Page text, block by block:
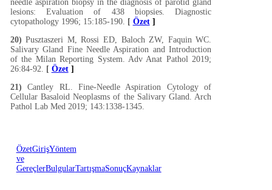
needle aspiration biopsy in the diagnosis of parotid gland
lesions: Evaluation of 438 biopsies. Diagnostic
cytopathology 1996; 15:185-190. [ Özet]
20) Pusztaszeri M, Rossi ED, Baloch ZW, Faquin WC.
Salivary Gland Fine Needle Aspiration and Introduction
of the Milan Reporting System. Adv Anat Pathol 2019;
26:84-92. [ Özet]
21) Cantley RL. Fine-Needle Aspiration Cytology of
Cellular Basaloid Neoplasms of the Salivary Gland. Arch
Pathol Lab Med 2019; 143:1338-1345.
ÖzetGirişYöntem
ve
GereçlerBulgularTartışmaSonuçKaynaklar